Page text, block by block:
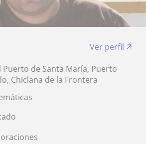
Ver perfil
Puerto de Santa María, Puerto
Chiclana de la Frontera